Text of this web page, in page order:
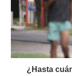
¿Hasta